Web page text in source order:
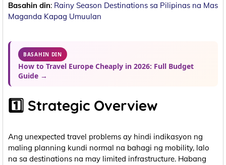
Basahin din: Rainy Season Destinations sa Pilipinas na Mas
Maganda Kapag Umuulan
BASAHIN DIN
How to Travel Europe Cheaply in 2026: Full Budget
Guide →
1️⃣ Strategic Overview
Ang unexpected travel problems ay hindi indikasyon ng
maling planning kundi normal na bahagi ng mobility, lalo
na sa destinations na may limited infrastructure. Habang